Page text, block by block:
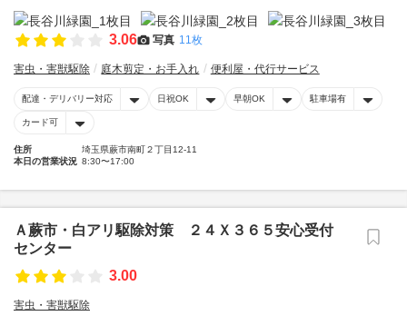
3.06 写真 11枚
害虫・害獣駆除 庭木剪定・お手入れ 便利屋・代行サービス
配達・デリバリー対応 日祝OK 早朝OK 駐車場有
カード可
住所
埼玉県蕨市南町２丁目12-11
本日の営業状況 8:30〜17:00
Ａ蕨市・白アリ駆除対策 ２４Ｘ３６５安心受付
センター
3.00
害虫・害獣駆除